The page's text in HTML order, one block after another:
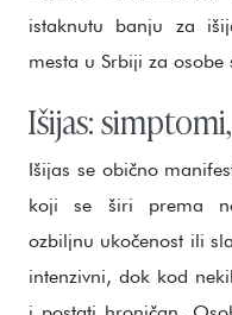
istaknutu banju za
mesta u Srbiji za
Išijas:
Išijas se obično
koji se širi prema
ozbiljnu ukočenost ili
intenzivni, dok kod